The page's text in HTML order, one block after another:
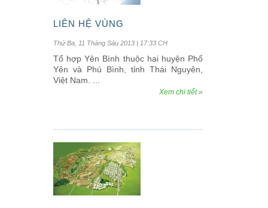
LIÊN HỆ VÙNG
Thứ Ba, 11 Tháng Sáu 2013 | 17:33 CH
Tổ hợp Yên Bình thuộc hai huyện Phổ
Yên và Phú Bình, tỉnh Thái Nguyên,
Việt Nam. ...
Xem chi tiết »